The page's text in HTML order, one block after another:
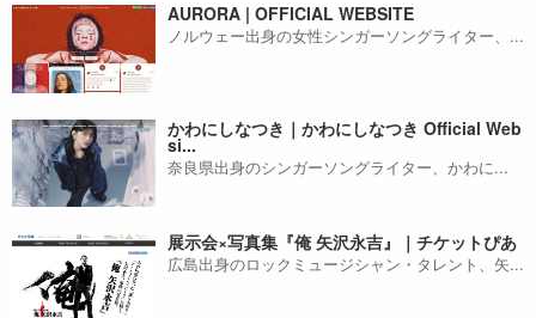
AURORA | OFFICIAL WEBSITE
ノルウェー出身の女性シンガーソングライター、...
かわにしなつき｜かわにしなつき Official Web
si...
奈良県出身のシンガーソングライター、かわに...
展示会×写真集『俺 矢沢永吉』｜チケットぴあ
広島出身のロックミュージシャン・タレント、矢...